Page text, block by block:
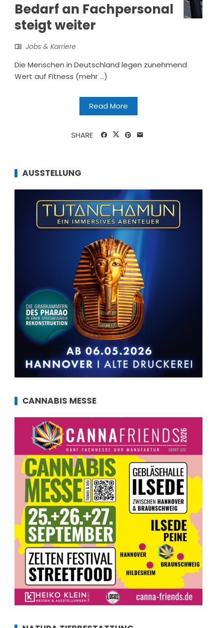
Bedarf an Fachpersonal
steigt weiter
Jobs & Karriere
Die Menschen in Deutschland legen zunehmend
Wert auf Fitness (mehr …)
Read More
SHARE
AUSSTELLUNG
CANNABIS MESSE